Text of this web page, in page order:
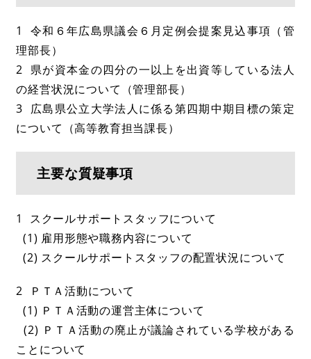
1 令和６年広島県議会６月定例会提案見込事項（管
理部長）
2 県が資本金の四分の一以上を出資等している法人
の経営状況について（管理部長）
3 広島県公立大学法人に係る第四期中期目標の策定
について（高等教育担当課長）
主要な質疑事項
1 スクールサポートスタッフについて
(1) 雇用形態や職務内容について
(2) スクールサポートスタッフの配置状況について
2 ＰＴＡ活動について
(1) ＰＴＡ活動の運営主体について
(2) ＰＴＡ活動の廃止が議論されている学校がある
ことについて